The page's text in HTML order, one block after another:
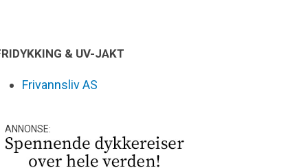
& UV-JAKT
Frivannsliv AS
ANNONSE: